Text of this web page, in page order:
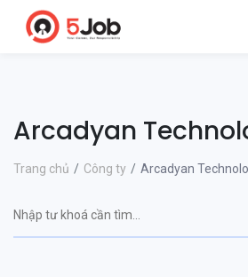
Arcadyan
Trang chủ Công ty Arcadyan